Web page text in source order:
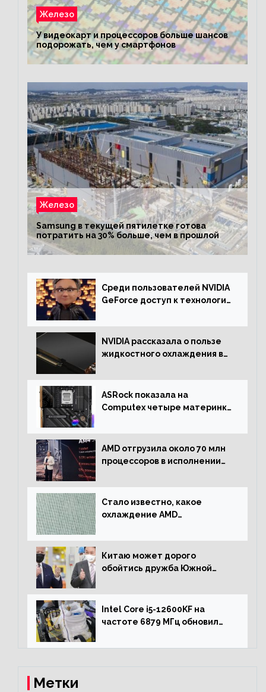
Железо
У видеокарт и процессоров больше шансов
подорожать, чем у смартфонов
Железо
Samsung в текущей пятилетке готова
потратить на 30% больше, чем в прошлой
Среди пользователей NVIDIA
GeForce доступ к технологии
NVIDIA рассказала о пользе
жидкостного охлаждения в
ASRock показала на
Computex четыре материнки
включая модели Taichi
AMD отгрузила около 70 млн
процессоров в исполнении
Стало известно, какое
охлаждение AMD
процессора Ryzen 7000 до 5.5
ГГц
Китаю может дорого
обойтись дружба Южной
Intel Core i5-12600KF на
частоте 6879 МГц обновил
Метки